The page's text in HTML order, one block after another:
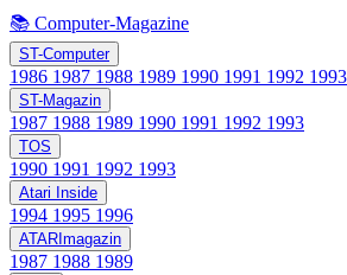
📚 Computer-Magazine
ST-Computer
1986 1987 1988 1989 1990 1991 1992 1993
ST-Magazin
1987 1988 1989 1990 1991 1992 1993
TOS
1990 1991 1992 1993
Atari Inside
1994 1995 1996
ATARImagazin
1987 1988 1989